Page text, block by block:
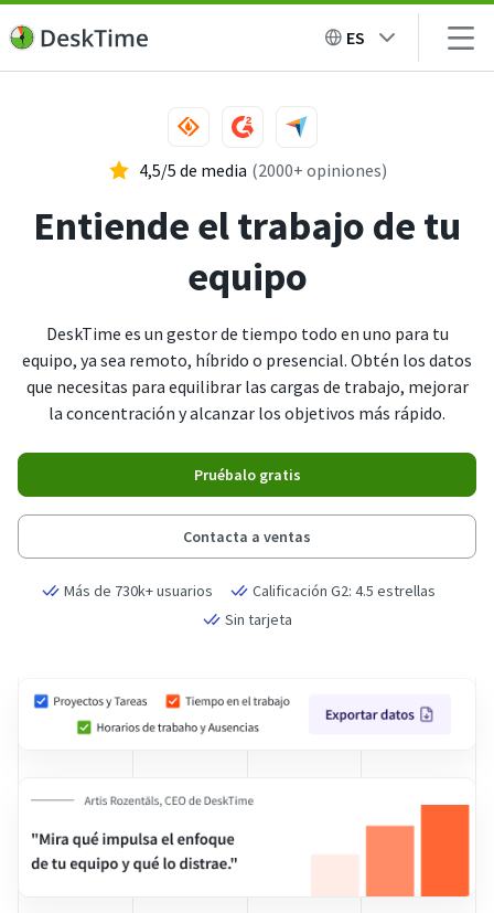
ES
4,5/5 de media (2000+ opiniones)
Entiende el trabajo de tu
equipo
DeskTime es un gestor de tiempo todo en uno para tu
equipo, ya sea remoto, híbrido o presencial. Obtén los datos
que necesitas para equilibrar las cargas de trabajo, mejorar
la concentración y alcanzar los objetivos más rápido.
Contacta a ventas
Pruébalo gratis
Más de 730k+ usuarios
Calificación G2: 4.5 estrellas
Sin tarjeta